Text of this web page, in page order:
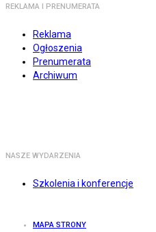
REKLAMA I PRENUMERATA
Reklama
Ogłoszenia
Prenumerata
Archiwum
NASZE WYDARZENIA
Szkolenia i konferencje
MAPA STRONY